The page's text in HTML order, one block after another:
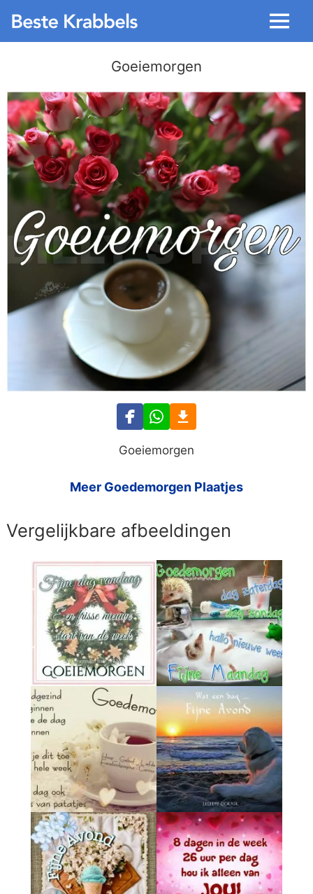
Menu
Goeiemorgen
Goeiemorgen
Meer Goedemorgen Plaatjes
Vergelijkbare afbeeldingen